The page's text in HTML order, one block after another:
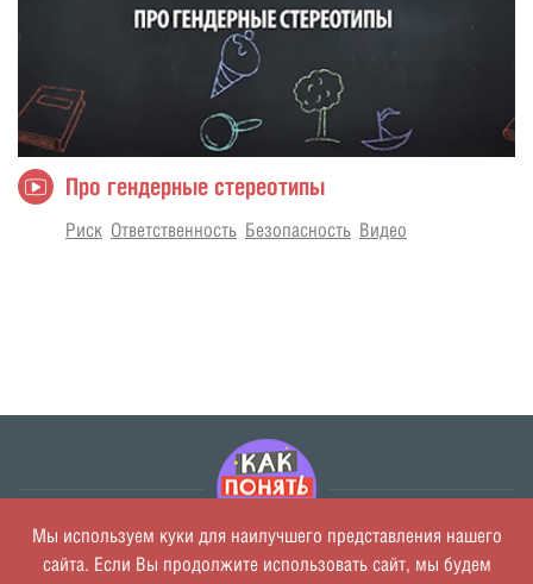
Про гендерные стереотипы
Риск Ответственность Безопасность Видео
О проекте
Мы используем куки для наилучшего представления нашего
сайта. Если Вы продолжите использовать сайт, мы будем